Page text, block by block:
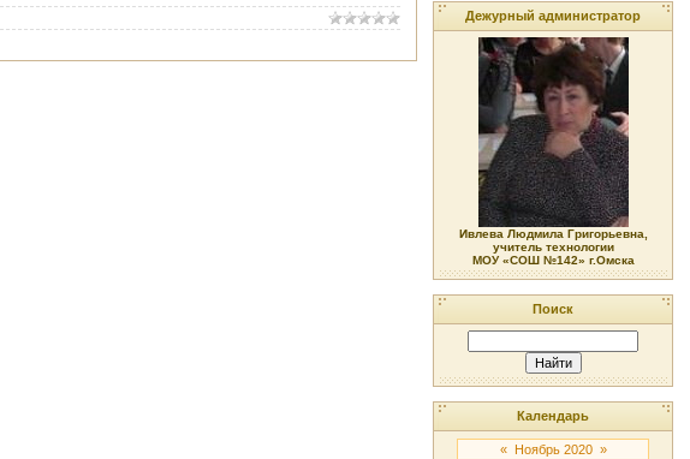
Дежурный администратор
Ивлева Людмила Григорьевна,
учитель технологии
МОУ «СОШ №142» г.Омска
Поиск
Календарь
« Ноябрь 2020 »